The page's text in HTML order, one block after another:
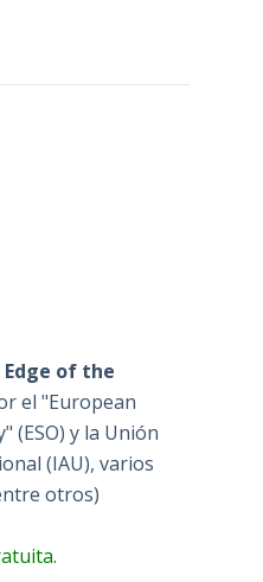
of the
el "European
(ESO) y la Unión
(IAU), varios
otros)